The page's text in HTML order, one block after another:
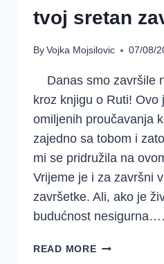
tvoj sretan
ByVojka Mojsilovic 07/08/
Danas smo završile
kroz knjigu o Ruti! Ovo
omiljenih proučavanja
zajedno sa tobom i
mi se pridružila na
Vrijeme je i za završni
završetke. Ali, ako je
budućnost
READ MOREKADA